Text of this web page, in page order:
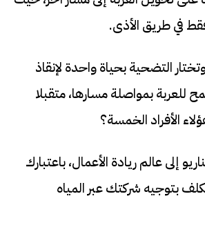
في طريق الأذى.
التضحية بحياة واحدة لإنقاذ
بمواصلة مسارها، متقبلا
الأفراد الخمسة؟
إلى عالم ريادة الأعمال، باعتبارك
بتوجيه شركتك عبر المياه